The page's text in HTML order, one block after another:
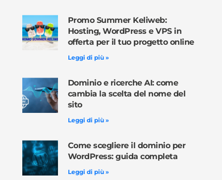
Promo Summer Keliweb:
Hosting, WordPress e VPS in
offerta per il tuo progetto online
Leggi di più »
Dominio e ricerche AI: come
cambia la scelta del nome del
sito
Leggi di più »
Come scegliere il dominio per
WordPress: guida completa
Leggi di più »